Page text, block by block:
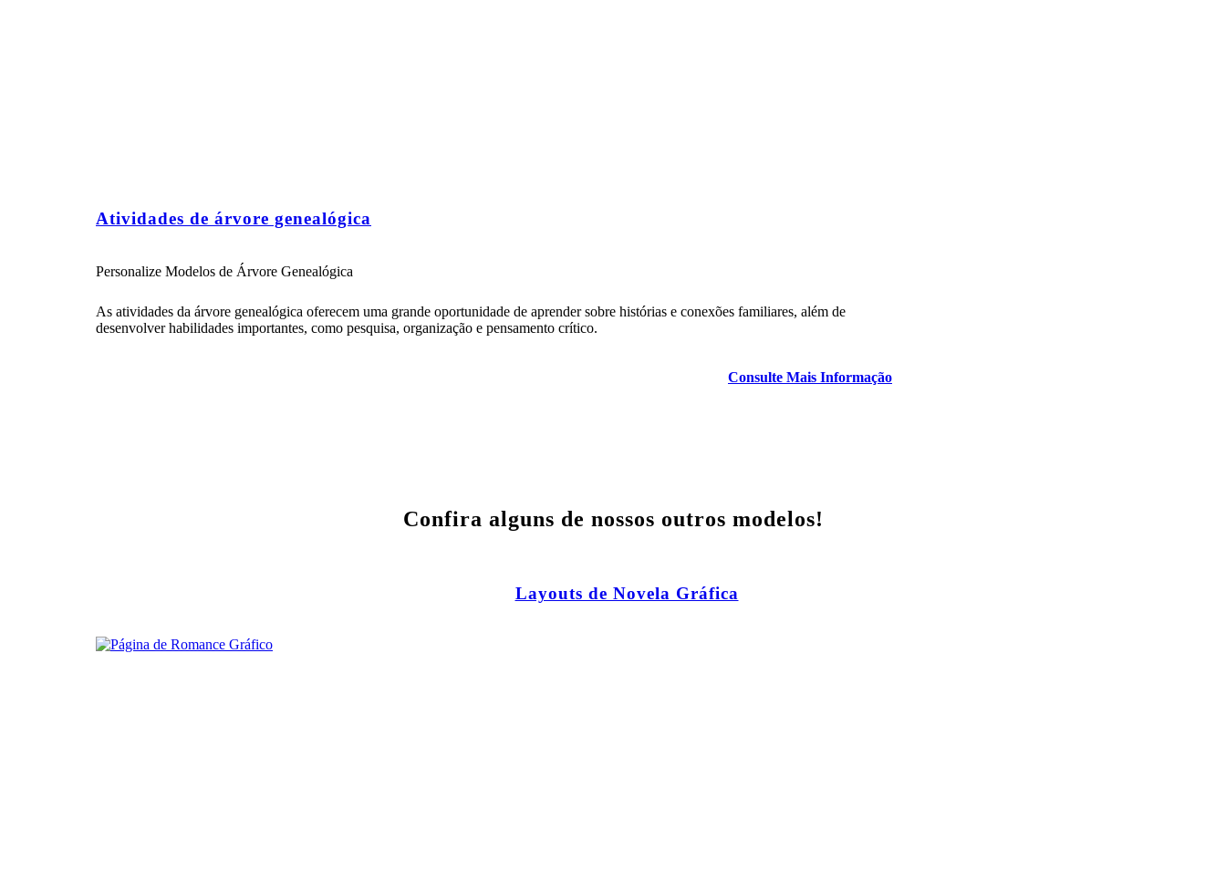
Atividades de árvore genealógica
Personalize Modelos de Árvore Genealógica
As atividades da árvore genealógica oferecem uma grande oportunidade de aprender sobre histórias e conexões familiares, além de
desenvolver habilidades importantes, como pesquisa, organização e pensamento crítico.
Consulte Mais Informação
Confira alguns de nossos outros modelos!
Layouts de Novela Gráfica